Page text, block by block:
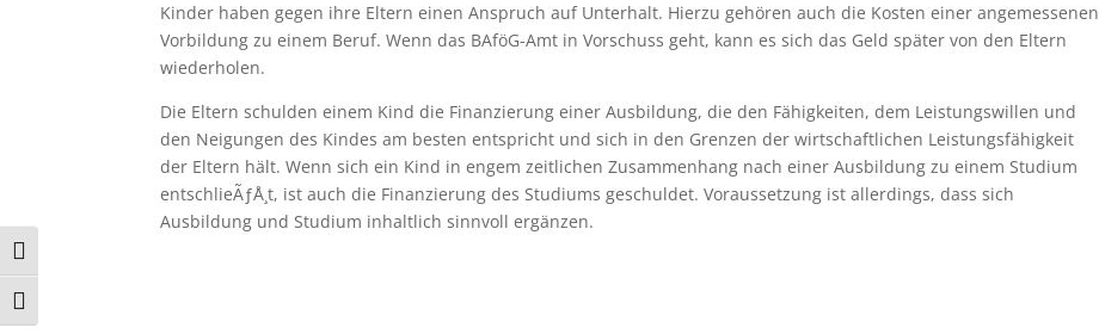
Umschalten auf hohe Kontraste
Schrift vergrößern
Kinder haben gegen ihre Eltern einen Anspruch auf Unterhalt. Hierzu gehören auch die Kosten einer angemessenen
Vorbildung zu einem Beruf. Wenn das BAföG-Amt in Vorschuss geht, kann es sich das Geld später von den Eltern
wiederholen.
Die Eltern schulden einem Kind die Finanzierung einer Ausbildung, die den Fähigkeiten, dem Leistungswillen und
den Neigungen des Kindes am besten entspricht und sich in den Grenzen der wirtschaftlichen Leistungsfähigkeit
der Eltern hält. Wenn sich ein Kind in engem zeitlichen Zusammenhang nach einer Ausbildung zu einem Studium
entschlieÃƒÅ¸t, ist auch die Finanzierung des Studiums geschuldet. Voraussetzung ist allerdings, dass sich
Ausbildung und Studium inhaltlich sinnvoll ergänzen.